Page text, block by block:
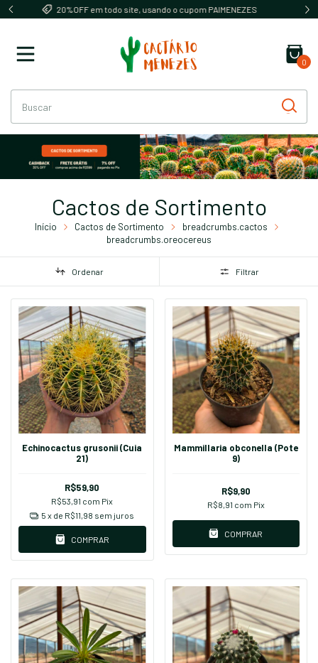
Próxima data de envio dia 12/08/26
0
Cactos de Sortimento
Início Cactos de Sortimento
breadcrumbs.cactos
breadcrumbs.oreocereus
Ordenar Filtrar
Echinocactus grusonii (Cuia
21)
R$59,90
R$53,91 com Pix
5 x de R$11,98 sem juros
COMPRAR
Mammillaria obconella (Pote
9)
R$9,90
R$8,91 com Pix
COMPRAR